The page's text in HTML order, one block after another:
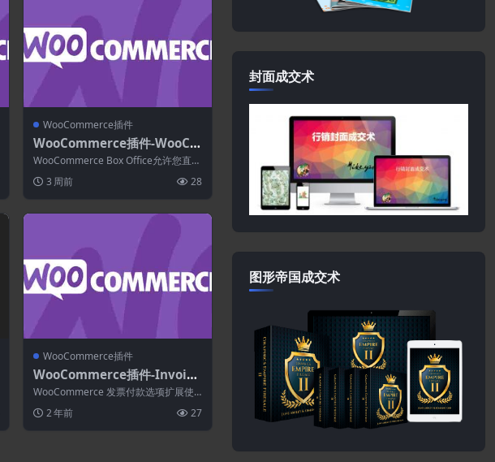
WooCommerce插件
WooCommerce插件-WooCo
mmerce Box Office 1.5.1
WooCommerce Box Office允许您直接
3 周前 28
WooCommerce插件
WooCommerce插件-Invoice
Payment Option for WooCo
mmerce 1.4.3
WooCommerce 发票付款选项扩展使
无需...2 年前 27
封面成交术
图形帝国成交术